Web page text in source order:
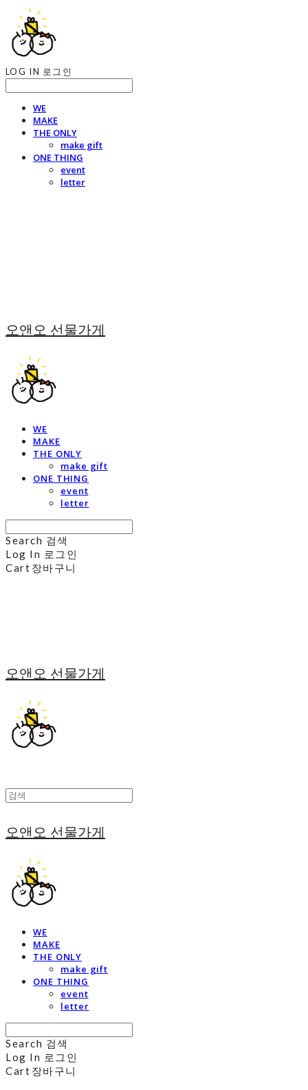
LOG IN 로그인
WE
MAKE
THE ONLY
make gift
ONE THING
event
letter
오앤오 선물가게
WE
MAKE
THE ONLY
make gift
ONE THING
event
letter
Search 검색
Log In 로그인
Cart 장바구니
오앤오 선물가게
오앤오 선물가게
WE
MAKE
THE ONLY
make gift
ONE THING
event
letter
Search 검색
Log In 로그인
Cart 장바구니